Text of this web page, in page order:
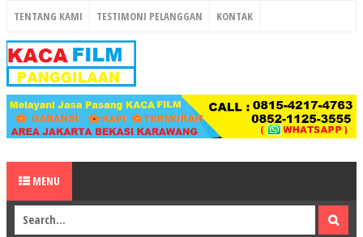
TENTANG KAMI TESTIMONI PELANGGAN KONTAK
MENU